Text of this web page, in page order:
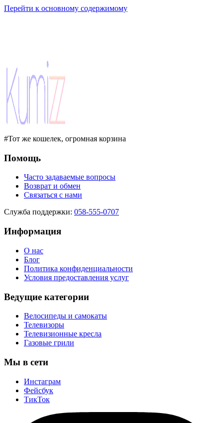
Перейти к основному содержимому
#Тот же кошелек, огромная корзина
Помощь
Часто задаваемые вопросы
Возврат и обмен
Связаться с нами
Служба поддержки: 058-555-0707
Информация
О нас
Блог
Политика конфиденциальности
Условия предоставления услуг
Ведущие категории
Велосипеды и самокаты
Телевизоры
Телевизионные кресла
Газовые грили
Мы в сети
Инстаграм
Фейсбук
ТикТок